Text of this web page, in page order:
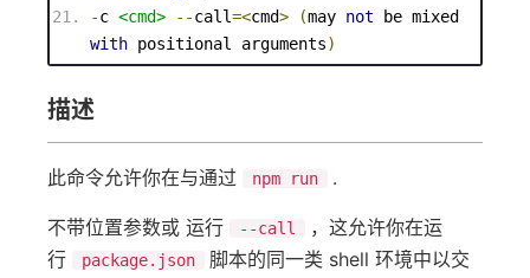
-c <cmd> --call=<cmd> (may not
with positional arguments)
描述
此命令允许你在与通过 npm run .
不带位置参数或 运行 --call
，这允许你在运
行
package.json
脚本的同一类 shell 环境中以交